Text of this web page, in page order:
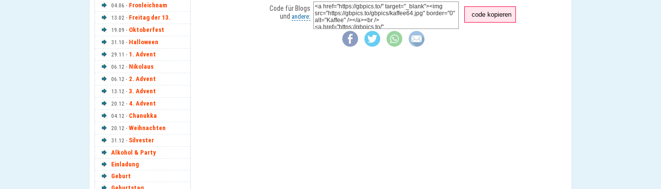
04.06 - Fronleichnam
13.02 - Freitag der 13.
19.09 - Oktoberfest
31.10 - Halloween
29.11 - 1. Advent
06.12 - Nikolaus
06.12 - 2. Advent
13.12 - 3. Advent
20.12 - 4. Advent
04.12 - Chanukka
20.12 - Weihnachten
31.12 - Silvester
Alkohol & Party
Einladung
Geburt
Code für Blogs
und andere: code kopieren